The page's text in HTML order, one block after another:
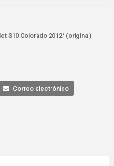
S10 Colorado 2012/ (original)
Correo electrónico